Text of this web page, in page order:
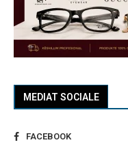
MEDIAT SOCIALE
FACEBOOK